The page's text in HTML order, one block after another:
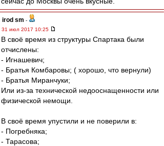
irod sm -
31 июл 2017 10:25
В своё время из структуры Спартака были
отчислены:
- Игнашевич;
- Братья Комбаровы; ( хорошо, что вернули)
- Братья Миранчуки;
Или из-за технической недооснащенности или
физической немощи.
В своё время упустили и не поверили в:
- Погребняка;
- Тарасова;